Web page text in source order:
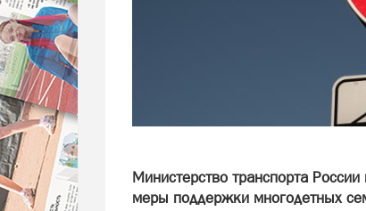
Министерство транспорта
меры поддержки многодетных